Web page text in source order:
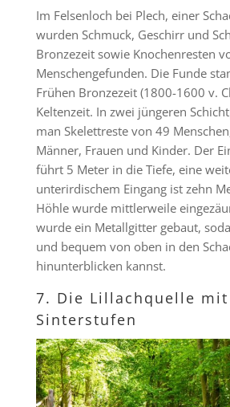
Im Felsenloch bei Plech, einer
wurden Schmuck, Geschirr und
Bronzezeit sowie Knochenresten
Menschengefunden. Die Funde
Frühen Bronzezeit (1800-1600 v.
Keltenzeit. In zwei jüngeren
man Skelettreste von 49
Männer, Frauen und Kinder. Der
führt 5 Meter in die Tiefe, eine
unterirdischem Eingang ist zehn
Höhle wurde mittlerweile
wurde ein Metallgitter gebaut,
und bequem von oben in den
hinunterblicken kannst.
7. Die Lillachquelle
Sinterstufen